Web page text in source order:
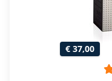
€ 37,00